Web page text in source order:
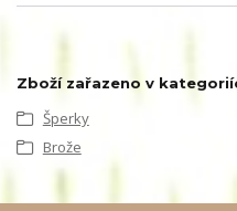
Zboží zařazeno v
Šperky
Brože